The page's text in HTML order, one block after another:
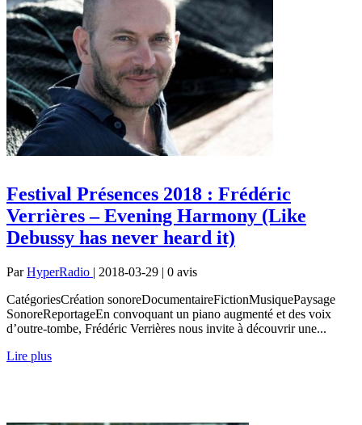
Festival Présences 2018 : Frédéric
Verrières – Evening Harmony (Like
Debussy has never heard it)
ParHyperRadio | 2018-03-29 | 0 avis
CatégoriesCréation sonoreDocumentaireFictionMusiquePaysage
SonoreReportageEn convoquant un piano augmenté et des voix
d’outre-tombe, Frédéric Verrières nous invite à découvrir une...
Lire plus